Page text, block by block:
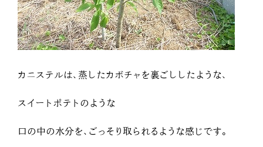
カニステルは、蒸したカボチャを裏ごししたような、
スイートポテトのような
口の中の水分を、ごっそり取られるような感じです。